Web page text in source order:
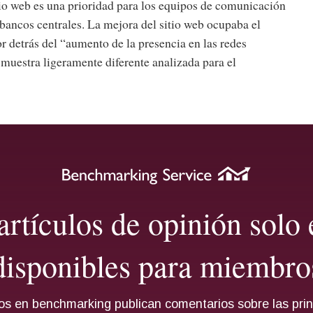
web es una prioridad para los equipos de comunicación
centrales. La mejora del sitio web ocupaba el
detrás del “aumento de la presencia en las redes
ligeramente diferente analizada para el